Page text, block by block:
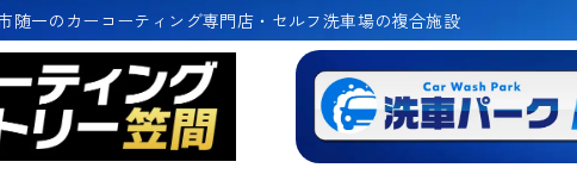
随一のカーコーティング専門店・セルフ洗車場の複合施設